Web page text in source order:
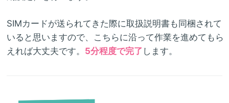
SIMカードが送られてきた際に取扱説明書も同梱されて
いると思いますので、こちらに沿って作業を進めてもら
えれば大丈夫です。 5分程度で完了 します。